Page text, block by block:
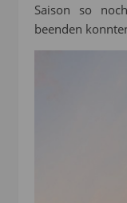
Saison so
beenden